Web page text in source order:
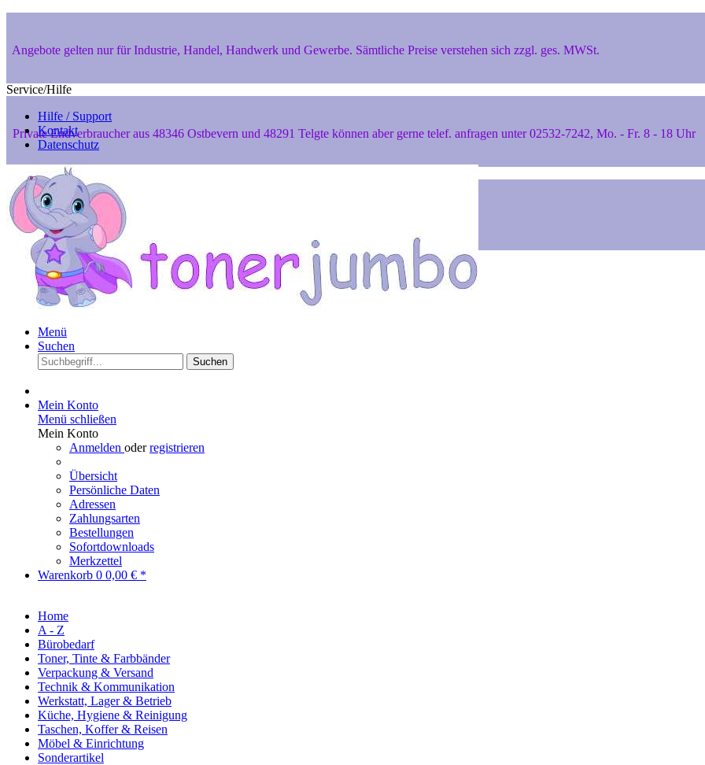
Angebote gelten nur für Industrie, Handel, Handwerk und Gewerbe. Sämtliche Preise verstehen sich zzgl. ges. MWSt.
Private Endverbraucher aus 48346 Ostbevern und 48291 Telgte können aber gerne telef. anfragen unter 02532-7242, Mo. - Fr. 8 - 18 Uhr
Sicher Einkaufen dank SSL-Verschlüsselung
Service/Hilfe
Hilfe / Support
Kontakt
Datenschutz
Menü
Suchen
Suchen
Mein Konto
Menü schließen
Mein Konto
Anmelden oderregistrieren
Übersicht
Persönliche Daten
Adressen
Zahlungsarten
Bestellungen
Sofortdownloads
Merkzettel
Warenkorb 0 0,00 € *
Home
A - Z
Bürobedarf
Toner, Tinte & Farbbänder
Verpackung & Versand
Technik & Kommunikation
Werkstatt, Lager & Betrieb
Küche, Hygiene & Reinigung
Taschen, Koffer & Reisen
Möbel & Einrichtung
Sonderartikel